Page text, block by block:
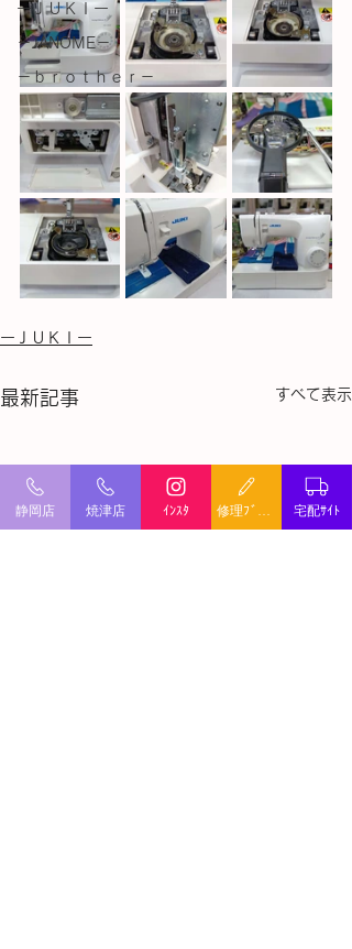
ーＪＵＫＩー
－JANOME－
－ｂｒｏｔｈｅｒ－
ーＪＵＫＩー
最新記事 すべて表示
静岡店 焼津店 ｲﾝｽﾀ 宅配ｻｲﾄ